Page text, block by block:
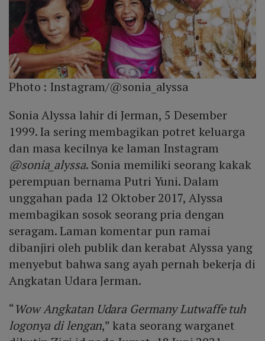
Photo : Instagram/@sonia_alyssa
Sonia Alyssa lahir di Jerman, 5 Desember
1999. Ia sering membagikan potret keluarga
dan masa kecilnya ke laman Instagram
@sonia_alyssa. Sonia memiliki seorang kakak
perempuan bernama Putri Yuni. Dalam
unggahan pada 12 Oktober 2017, Alyssa
membagikan sosok seorang pria dengan
seragam. Laman komentar pun ramai
dibanjiri oleh publik dan kerabat Alyssa yang
menyebut bahwa sang ayah pernah bekerja di
Angkatan Udara Jerman.
“Wow Angkatan Udara Germany Lutwaffe tuh
logonya di lengan,” kata seorang warganet